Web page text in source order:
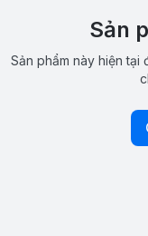
Sản
Sản phẩm này hiện tại